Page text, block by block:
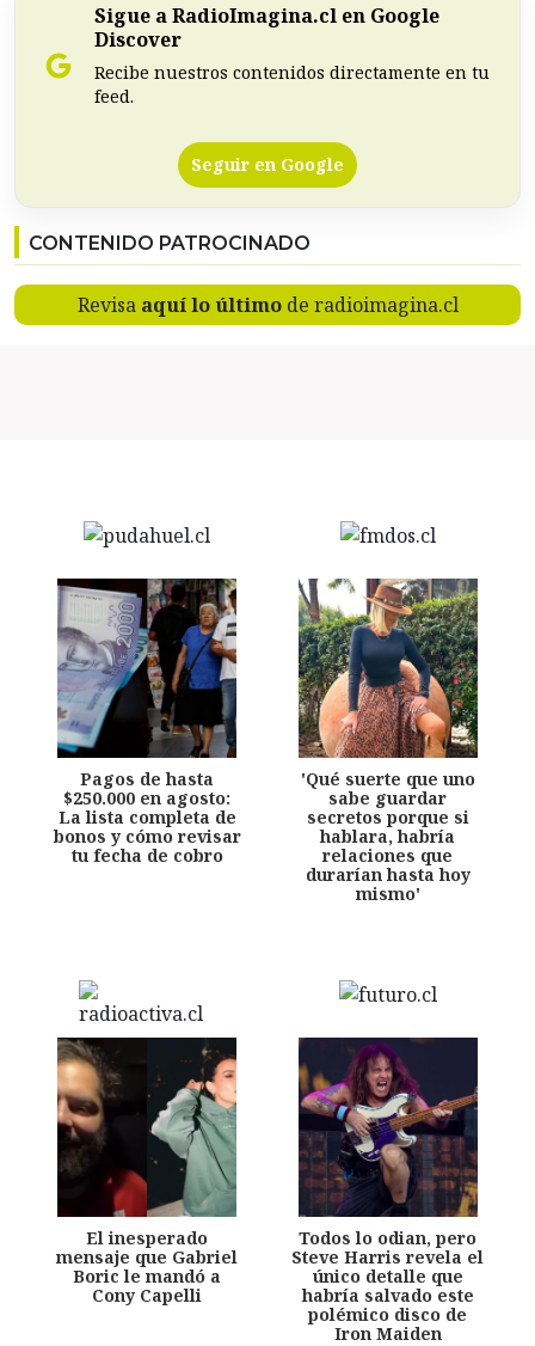
Sigue a RadioImagina.cl en Google
Discover
Recibe nuestros contenidos directamente en tu
feed.
Seguir en Google
CONTENIDO PATROCINADO
Revisa aquí lo últimode radioimagina.cl
Pagos de hasta
$250.000 en agosto:
La lista completa de
bonos y cómo revisar
tu fecha de cobro
'Qué suerte que uno
sabe guardar
secretos porque si
hablara, habría
relaciones que
durarían hasta hoy
mismo'
El inesperado
mensaje que Gabriel
Boric le mandó a
Cony Capelli
Todos lo odian, pero
Steve Harris revela el
único detalle que
habría salvado este
polémico disco de
Iron Maiden